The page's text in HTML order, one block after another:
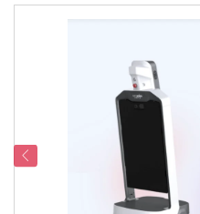
Serviceondersteuning
Contacteer Ons